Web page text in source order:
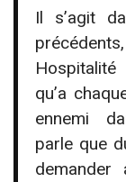
Il s’agit
qu’a
ennemi
parle que
demander